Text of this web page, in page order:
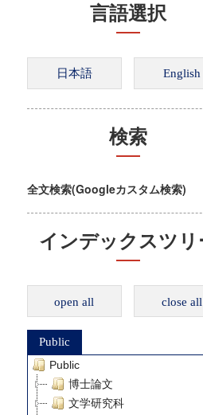
言語選択
検索
全文検索(Googleカスタム検索)
インデックスツリ
open all close all
Public
Public
博士論文
文学研究科